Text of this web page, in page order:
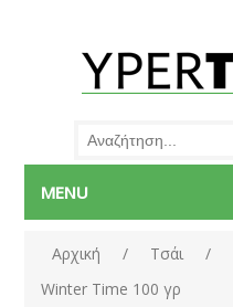
MENU
Αρχική / Τσάι /
Winter Time 100 γρ